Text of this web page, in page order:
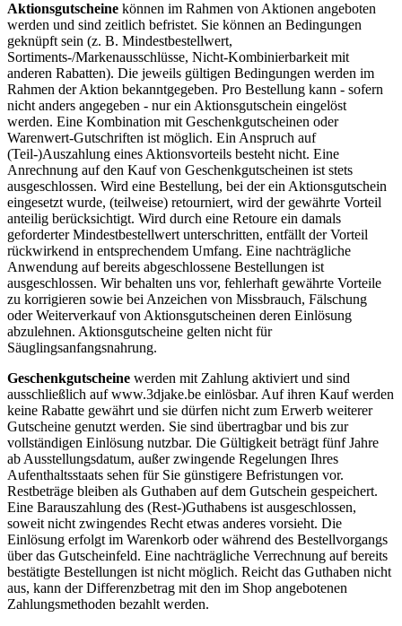
Aktionsgutscheine können im Rahmen von Aktionen angeboten
werden und sind zeitlich befristet. Sie können an Bedingungen
geknüpft sein (z. B. Mindestbestellwert,
Sortiments-/Markenausschlüsse, Nicht-Kombinierbarkeit mit
anderen Rabatten). Die jeweils gültigen Bedingungen werden im
Rahmen der Aktion bekanntgegeben. Pro Bestellung kann - sofern
nicht anders angegeben - nur ein Aktionsgutschein eingelöst
werden. Eine Kombination mit Geschenkgutscheinen oder
Warenwert-Gutschriften ist möglich. Ein Anspruch auf
(Teil-)Auszahlung eines Aktionsvorteils besteht nicht. Eine
Anrechnung auf den Kauf von Geschenkgutscheinen ist stets
ausgeschlossen. Wird eine Bestellung, bei der ein Aktionsgutschein
eingesetzt wurde, (teilweise) retourniert, wird der gewährte Vorteil
anteilig berücksichtigt. Wird durch eine Retoure ein damals
geforderter Mindestbestellwert unterschritten, entfällt der Vorteil
rückwirkend in entsprechendem Umfang. Eine nachträgliche
Anwendung auf bereits abgeschlossene Bestellungen ist
ausgeschlossen. Wir behalten uns vor, fehlerhaft gewährte Vorteile
zu korrigieren sowie bei Anzeichen von Missbrauch, Fälschung
oder Weiterverkauf von Aktionsgutscheinen deren Einlösung
abzulehnen. Aktionsgutscheine gelten nicht für
Säuglingsanfangsnahrung.
Geschenkgutscheine werden mit Zahlung aktiviert und sind
ausschließlich auf www.3djake.be einlösbar. Auf ihren Kauf werden
keine Rabatte gewährt und sie dürfen nicht zum Erwerb weiterer
Gutscheine genutzt werden. Sie sind übertragbar und bis zur
vollständigen Einlösung nutzbar. Die Gültigkeit beträgt fünf Jahre
ab Ausstellungsdatum, außer zwingende Regelungen Ihres
Aufenthaltsstaats sehen für Sie günstigere Befristungen vor.
Restbeträge bleiben als Guthaben auf dem Gutschein gespeichert.
Eine Barauszahlung des (Rest-)Guthabens ist ausgeschlossen,
soweit nicht zwingendes Recht etwas anderes vorsieht. Die
Einlösung erfolgt im Warenkorb oder während des Bestellvorgangs
über das Gutscheinfeld. Eine nachträgliche Verrechnung auf bereits
bestätigte Bestellungen ist nicht möglich. Reicht das Guthaben nicht
aus, kann der Differenzbetrag mit den im Shop angebotenen
Zahlungsmethoden bezahlt werden.